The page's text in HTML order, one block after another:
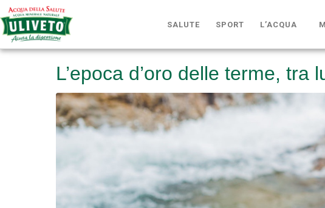
SALUTE SPORT L’ACQUA
L’epoca d’oro delle terme,